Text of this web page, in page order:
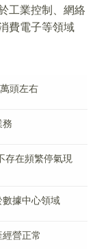
工業控制、網絡
費電子等領域
頭左右
務
存在頻繁停氣現
據中心領域
營正常